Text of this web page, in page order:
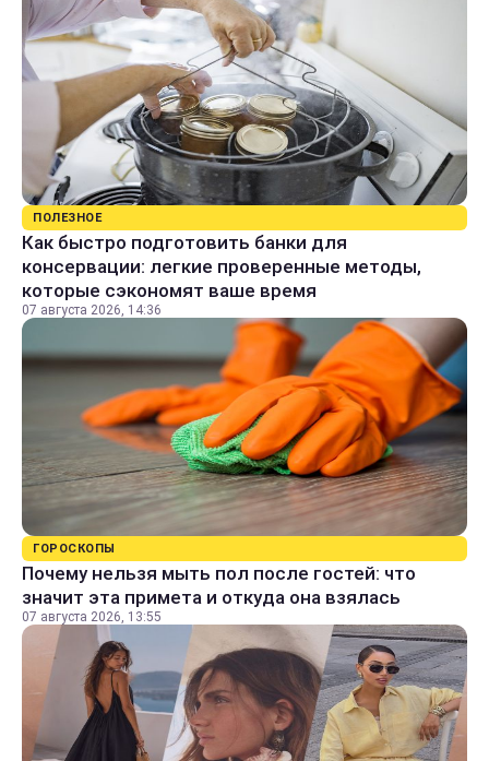
ПОЛЕЗНОЕ
Как быстро подготовить банки для
консервации: легкие проверенные методы,
которые сэкономят ваше время
07 августа 2026, 14:36
ГОРОСКОПЫ
Почему нельзя мыть пол после гостей: что
значит эта примета и откуда она взялась
07 августа 2026, 13:55